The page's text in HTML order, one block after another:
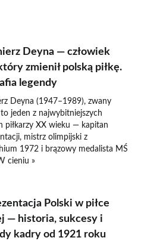
Deyna — człowiek
zmienił polską piłkę.
legendy
Deyna (1947–1989), zwany
to jeden z najwybitniejszych
piłkarzy XX wieku — kapitan
mistrz olimpijski z
1972 i brązowy medalista MŚ
cieniu »
Polski w piłce
— historia, sukcesy i
kadry od 1921 roku